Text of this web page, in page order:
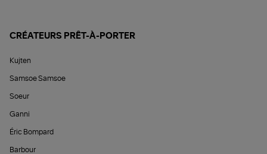
CRÉATEURS PRÊT-À-PORTER
Kujten
Samsoe Samsoe
Soeur
Ganni
Éric Bompard
Barbour